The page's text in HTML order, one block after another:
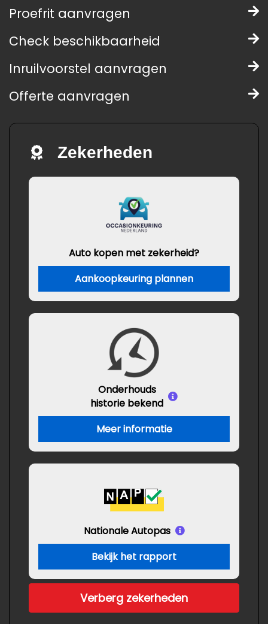
Proefrit aanvragen
Check beschikbaarheid
Inruilvoorstel aanvragen
Offerte aanvragen
Zekerheden
Auto kopen met zekerheid?
Aankoopkeuring plannen
Onderhouds
historie bekend
Meer informatie
Nationale Autopas
Bekijk het rapport
Verberg zekerheden